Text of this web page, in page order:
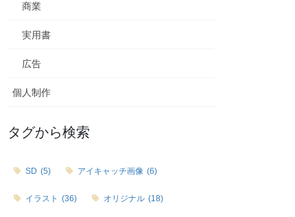
商業
実用書
広告
個人制作
タグから検索
SD (5) アイキャッチ画像 (6)
イラスト (36) オリジナル (18)